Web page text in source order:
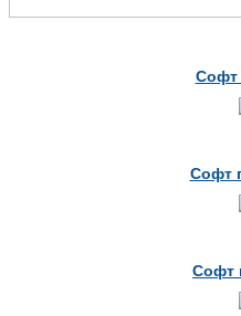
Софт
Софт
Софт